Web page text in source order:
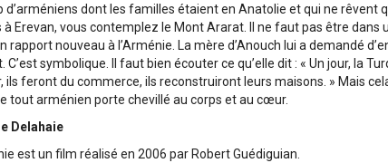
d’arméniens dont les familles étaient en Anatolie et qui ne rêvent
Erevan, vous contemplez le Mont Ararat. Il ne faut pas être dans
rapport nouveau à l’Arménie. La mère d’Anouch lui a demandé
C’est symbolique. Il faut bien écouter ce qu’elle dit : « Un jour, la
ils feront du commerce, ils reconstruiront leurs maisons. » Mais
tout arménien porte chevillé au corps et au cœur.
Delahaie
est un film réalisé en 2006 par Robert Guédiguian.